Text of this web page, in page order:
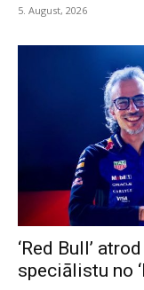
5. August, 2026
‘Red Bull’
speciālistu no